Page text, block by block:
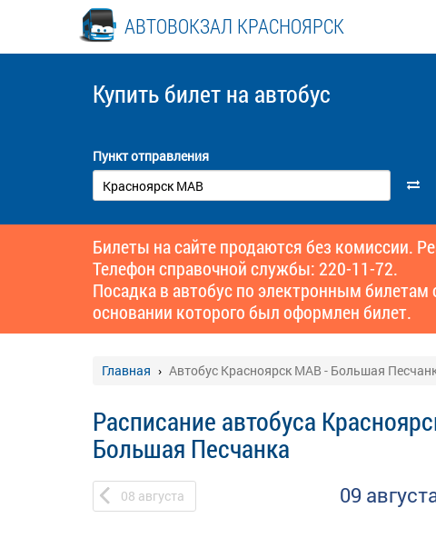
АВТОВОКЗАЛ КРАСНОЯРСК
Купить билет на автобус
Пункт отправления
Билеты на сайте продаются без комиссии.
Телефон справочной службы: 220-11-72.
Посадка в автобус по электронным
основании которого был оформлен билет.
Главная Автобус Красноярск МАВ - Большая
Расписание автобуса
Большая Песчанка
08 августа 09